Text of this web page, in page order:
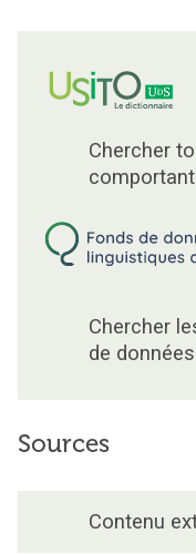
Chercher
Chercher
de
Sources
Contenu